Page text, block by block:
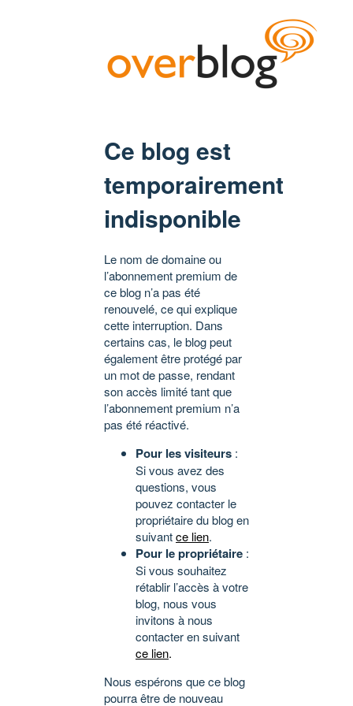
Ce blog est
temporairement
indisponible
Le nom de domaine ou
l’abonnement premium de
ce blog n’a pas été
renouvelé, ce qui explique
cette interruption. Dans
certains cas, le blog peut
également être protégé par
un mot de passe, rendant
son accès limité tant que
l’abonnement premium n’a
pas été réactivé.
Pour les visiteurs :
Si vous avez des
questions, vous
pouvez contacter le
propriétaire du blog en
suivantce lien.
Pour le propriétaire :
Si vous souhaitez
rétablir l’accès à votre
blog, nous vous
invitons à nous
contacter en suivant
ce lien.
Nous espérons que ce blog
pourra être de nouveau